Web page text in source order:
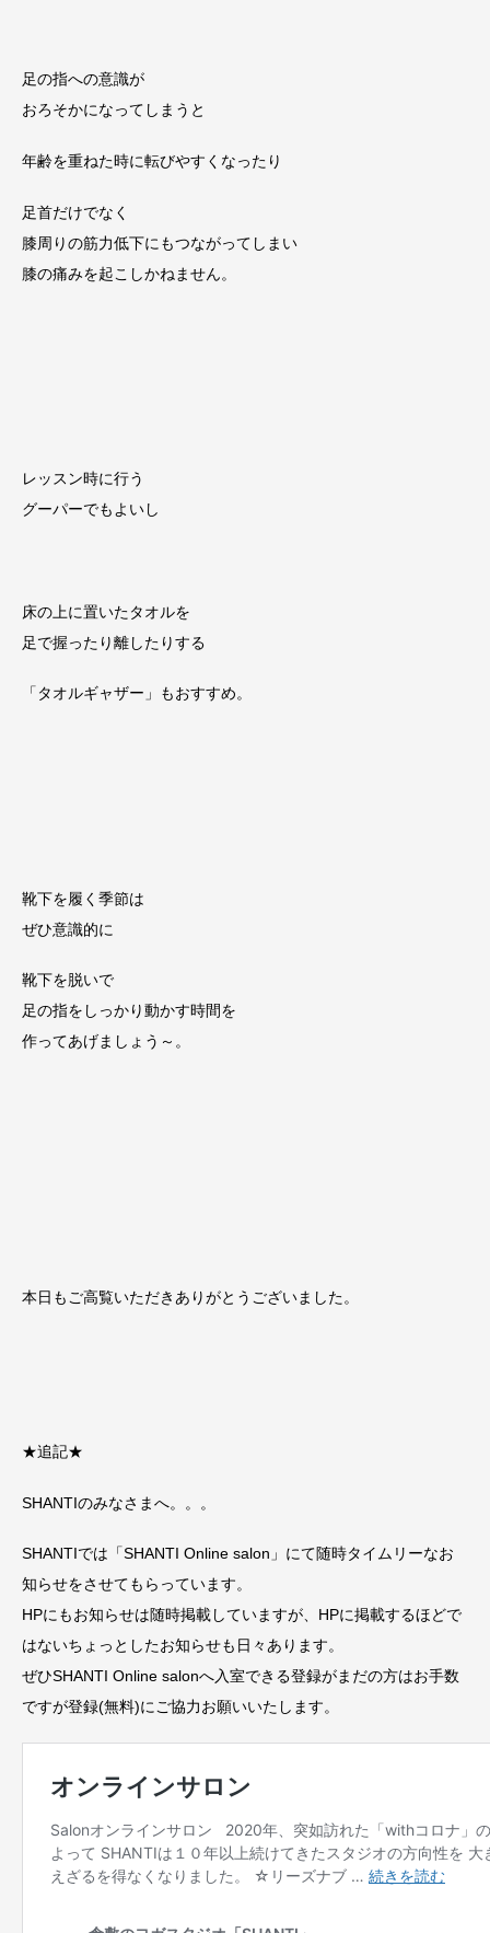
足の指への意識が
おろそかになってしまうと
年齢を重ねた時に転びやすくなったり
足首だけでなく
膝周りの筋力低下にもつながってしまい
膝の痛みを起こしかねません。
レッスン時に行う
グーパーでもよいし
床の上に置いたタオルを
足で握ったり離したりする
「タオルギャザー」もおすすめ。
靴下を履く季節は
ぜひ意識的に
靴下を脱いで
足の指をしっかり動かす時間を
作ってあげましょう～。
本日もご高覧いただきありがとうございました。
★追記★
SHANTIのみなさまへ。。。
SHANTIでは「SHANTI Online salon」にて随時タイムリーなお
知らせをさせてもらっています。
HPにもお知らせは随時掲載していますが、HPに掲載するほどで
はないちょっとしたお知らせも日々あります。
ぜひSHANTI Online salonへ入室できる登録がまだの方はお手数
ですが登録(無料)にご協力お願いいたします。